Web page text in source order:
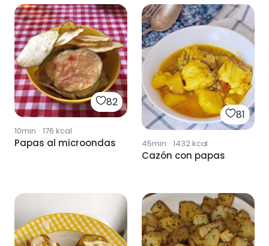
82
10min · 176 kcal
Papas al microondas
81
45min · 1432kcal
Cazón con papas